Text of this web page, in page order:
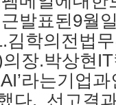
발표된9월
김학의전법
장.박상현
라는기업
다. 선고결